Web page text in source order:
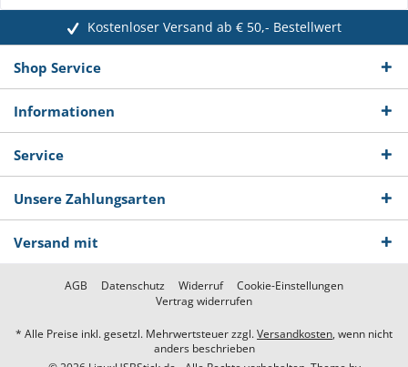
Kostenloser Versand ab € 50,- Bestellwert
Shop Service
Informationen
Service
Unsere Zahlungsarten
Versand mit
AGB Datenschutz Widerruf
Cookie-Einstellungen
Vertrag widerrufen
* Alle Preise inkl. gesetzl. Mehrwertsteuer zzgl.Versandkosten, wenn nicht
anders beschrieben